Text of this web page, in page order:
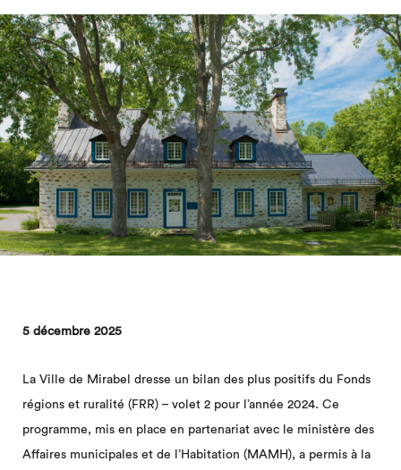
5 décembre 2025
La Ville de Mirabel dresse un bilan des plus positifs du Fonds
régions et ruralité (FRR) – volet 2 pour l’année 2024. Ce
programme, mis en place en partenariat avec le ministère des
Affaires municipales et de l’Habitation (MAMH), a permis à la